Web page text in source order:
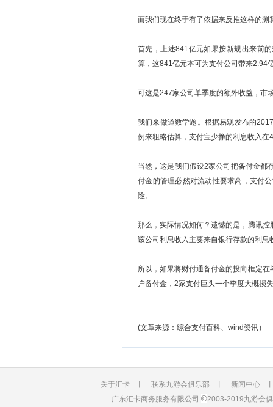
而我们现在终于有了依据来反推这样的
首先，上述841亿元如果按新规出来前
算，这841亿元本可为支付公司带来2.94
可这是247家公司单季度的额外收益，
我们来做道数学题。根据易观发布的
例来粗略估算，支付宝少挣的利息收入
当然，这是我们假设2家公司把备付金都
付金的管理必然对流动性要求高，支付
险。
那么，实际情况如何？遗憾的是，腾讯
该公司利息收入主要来自银行存款的利
所以，如果将财付通备付金的投向框定
户备付金，2家支付巨头一个季度大概损
(文章来源：综合支付百科、wind资讯）
关于汇卡 联系九游会俱乐部 新闻中心
广东汇卡商务服务有限公司 ©2003-2019九游会